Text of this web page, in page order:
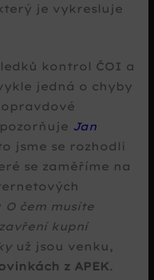
je vykresluje
kontrol ČOI a
jedná o chyby
Jan
jsme se rozhodli
se zaměříme na
O čem musíte
kupní
už jsou venku,
z APEK.